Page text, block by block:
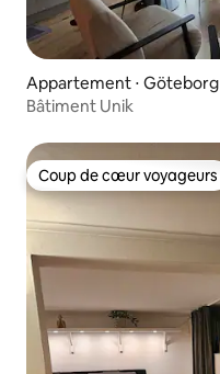
Appartement ⋅ Göteborg
Bâtiment Unik
Coup de cœur voyageurs
Coup de cœur voyageurs